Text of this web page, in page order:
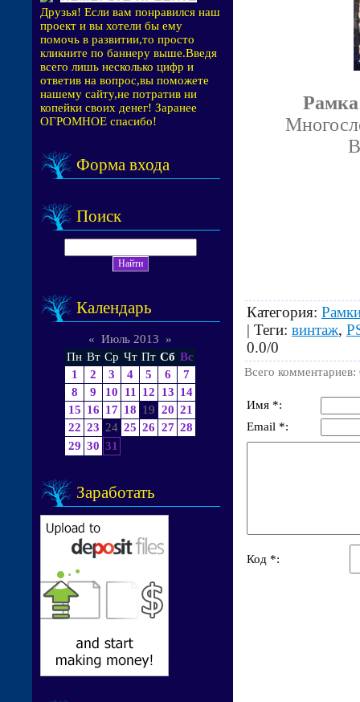
Друзья! Если вам понравился наш
проект и вы хотели бы ему
помочь в развитии,то просто
кликните по баннеру выше.Введя
всего лишь несколько цифр и
ответив на вопрос,вы поможете
нашему сайту,не потратив ни
копейки своих денег! Заранее
ОГРОМНОЕ спасибо!
Форма входа
Поиск
Календарь
« Июль 2013
»
Пн Вт Ср Чт Пт Сб Вс
1
2 3 4 5 6
7
8
9 10 11 12 13 14
15 16 17 18 19 20 21
22 23 24 25 26 27 28
29 30 31
Заработать
Категория:
| Теги: винтаж,
0.0/0
Всего комментариев:
Имя *:
Email *:
Код *: